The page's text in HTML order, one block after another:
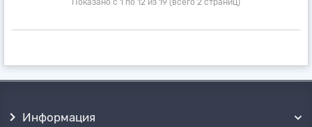
Показано с 1 по 12 из 19 (всего 2 страниц)
Информация